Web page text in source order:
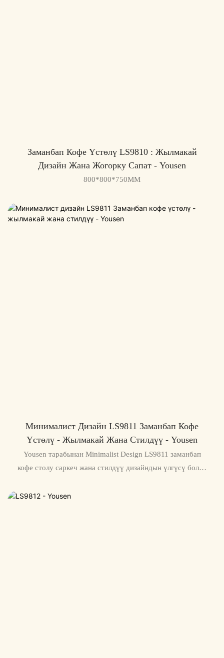
Заманбап Кофе Үстөлү LS9810 : Жылмакай
Дизайн Жана Жогорку Сапат - Yousen
800*800*750MM
Минималист Дизайн LS9811 Заманбап Кофе
Үстөлү - Жылмакай Жана Стилдүү - Yousen
Yousen тарабынан Minimalist Design LS9811 заманбап
кофе столу саркеч жана стилдүү дизайндын үлгүсү болуп
таза сызыктары менен ар кандай жашоо мейкиндигине